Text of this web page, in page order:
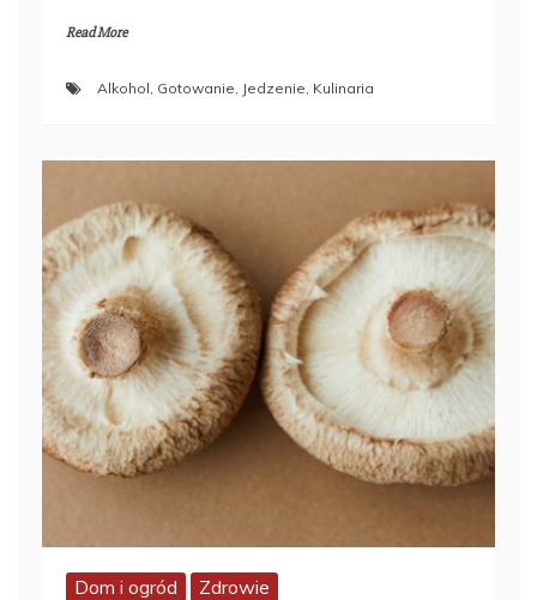
Read More
Alkohol Gotowanie Jedzenie Kulinaria
Dom i ogród Zdrowie